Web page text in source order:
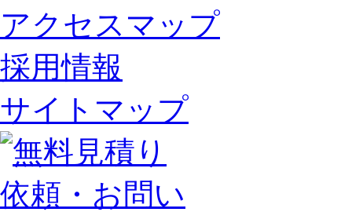
アクセスマップ
採用情報
サイトマップ